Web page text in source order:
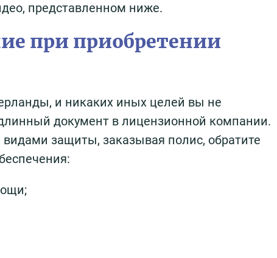
представленном ниже.
при приобретении
и никаких иных целей вы не
документ в лицензионной компании.
защиты, заказывая полис, обратите